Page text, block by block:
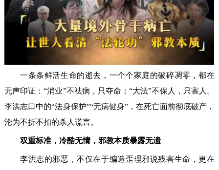
一条条鲜活生命的逝去，一个个家庭的破碎凋零，都在
无声印证：“消业”不祛病，只夺命；“大法”不保人，只害人。
李洪志口中的“法身保护”“无病健身”，在死亡面前彻底破产，
沦为不折不扣的杀人谎言。
双重标准，冷酷无情，邪教本质暴露无遗
李洪志的邪恶，不仅在于编造歪理邪说残害生命，更在